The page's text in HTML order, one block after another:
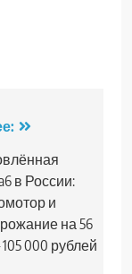
в России:
и
на 56
105 000 рублей